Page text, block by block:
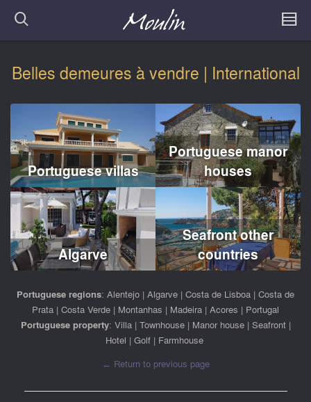
Belles demeures à vendre | International
Portuguese villas
Portuguese manor
houses
Algarve
Seafront other
countries
Portuguese regions: Alentejo | Algarve | Costa de Lisboa | Costa de
Prata | Costa Verde | Montanhas | Madeira | Acores | Portugal
Portuguese property: Villa| Townhouse| Manor house| Seafront|
Hotel | Golf| Farmhouse
← Return to previous page